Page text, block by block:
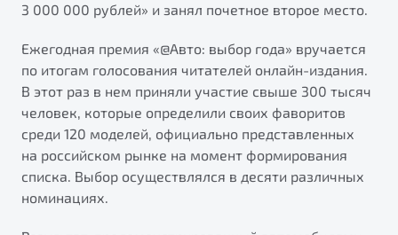
X70
Универсальный кроссовер
Тест-драйв
Автокредит
Спецпредложения
Будьте еще более уверены на дорогах с программой
Преимущества программы
Запись на сервис
Калькулятор ТО
Клиентская поддержка
3 000 000 рублей» и занял почетное второе место.
Ежегодная премия «@Авто: выбор года» вручается
по итогам голосования читателей онлайн-издания.
В этот раз в нем приняли участие свыше 300 тысяч
человек, которые определили своих фаворитов
среди 120 моделей, официально представленных
на российском рынке на момент формирования
списка. Выбор осуществлялся в десяти различных
номинациях.